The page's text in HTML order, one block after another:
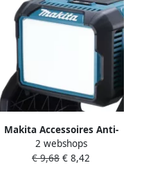
Makita Accessoires Anti-
verblindingsfolie bouwlamp
GM00002359
2 webshops
€ 9,68 € 8,42